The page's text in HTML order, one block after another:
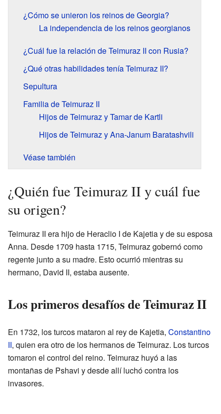
¿Cómo se unieron los reinos de Georgia?
La independencia de los reinos georgianos
¿Cuál fue la relación de Teimuraz II con Rusia?
¿Qué otras habilidades tenía Teimuraz II?
Sepultura
Familia de Teimuraz II
Hijos de Teimuraz y Tamar de Kartli
Hijos de Teimuraz y Ana-Janum Baratashvili
Véase también
¿Quién fue Teimuraz II y cuál fue
su origen?
Teimuraz II era hijo de Heraclio I de Kajetia y de su esposa
Anna. Desde 1709 hasta 1715, Teimuraz gobernó como
regente junto a su madre. Esto ocurrió mientras su
hermano, David II, estaba ausente.
Los primeros desafíos de Teimuraz II
En 1732, los turcos mataron al rey de Kajetia, Constantino
II, quien era otro de los hermanos de Teimuraz. Los turcos
tomaron el control del reino. Teimuraz huyó a las
montañas de Pshavi y desde allí luchó contra los
invasores.